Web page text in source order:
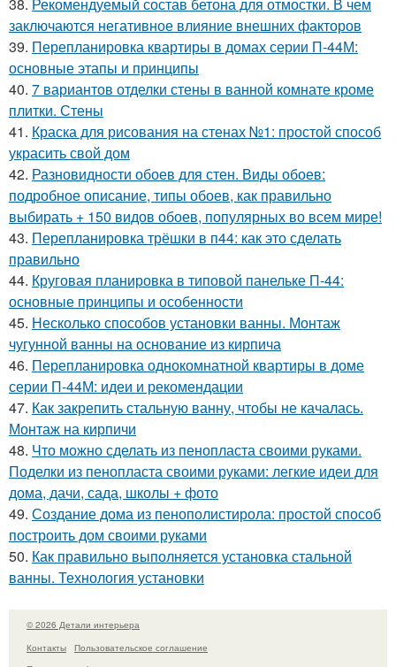
заключаются негативное влияние внешних факторов
39. Перепланировка квартиры в домах серии П-44М:
основные этапы и принципы
40. 7 вариантов отделки стены в ванной комнате кроме
плитки. Стены
41. Краска для рисования на стенах №1: простой способ
украсить свой дом
42. Разновидности обоев для стен. Виды обоев:
подробное описание, типы обоев, как правильно
выбирать + 150 видов обоев, популярных во всем мире!
43. Перепланировка трёшки в п44: как это сделать
правильно
44. Круговая планировка в типовой панельке П-44:
основные принципы и особенности
45. Несколько способов установки ванны. Монтаж
чугунной ванны на основание из кирпича
46. Перепланировка однокомнатной квартиры в доме
серии П-44М: идеи и рекомендации
47. Как закрепить стальную ванну, чтобы не качалась.
Монтаж на кирпичи
48. Что можно сделать из пенопласта своими руками.
Поделки из пенопласта своими руками: легкие идеи для
дома, дачи, сада, школы + фото
49. Создание дома из пенополистирола: простой способ
построить дом своими руками
50. Как правильно выполняется установка стальной
ванны. Технология установки
© 2026 Детали интерьера
Контакты
Пользовательское соглашение